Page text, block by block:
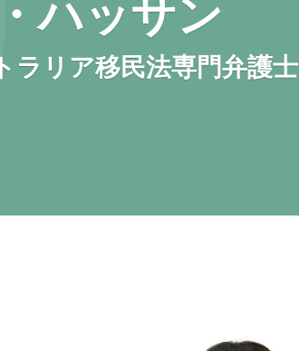
ハッサン
ラリア移民法専門弁護士